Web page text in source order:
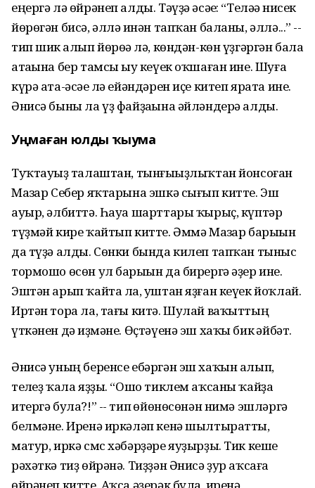
еңергә лә өйрәнеп алды. Тәүҙә әсәһе: “Теләһә нисек
йөрөгән бисә, әллә һинән тапҡан баланы, әллә...” --
тип шик һалып йөрөһә лә, көндән-көн үҙгәргән бала
атаһына бер тамсы һыу кеүек оҡшаған ине. Шуға
күрә ата-әсәһе лә ейәндәрен иҫе китеп ярата ине.
Әнисә быны ла үҙ файҙаһына әйләндерә алды.
Уңмаған юлды ҡыума
Туҡтауһыҙ талаштан, тынғыһыҙлыҡтан йонсоған
Мазһар Себер яҡтарына эшкә сығып китте. Эш
ауыр, әлбиттә. Һауа шарттары ҡырыҫ, күптәр
түҙмәй кире ҡайтып китте. Әммә Мазһар барыһын
да түҙә алды. Сөнки бында килеп тапҡан тыныс
тормошо өсөн ул барыһын да бирергә әҙер ине.
Эштән арып ҡайта ла, һуштан яҙған кеүек йоҡлай.
Иртән тора ла, тағы китә. Шулай ваҡыттың
үткәнен дә һиҙмәне. Өҫтәүенә эш хаҡы бик һәйбәт.
Әнисә уның беренсе ебәргән эш хаҡын алып,
телһеҙ ҡала яҙҙы. “Ошо тиклем аҡсаны ҡайҙа
итергә була?!” -- тип һөйөнөсөнән нимә эшләргә
белмәне. Иренә иркәләп кенә шылтыратты,
матур, иркә смс хәбәрҙәре яуҙырҙы. Тик кеше
рәхәткә тиҙ өйрәнә. Тиҙҙән Әнисә ҙур аҡсаға